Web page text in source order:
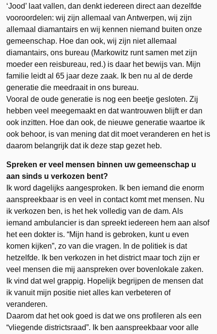
‘Jood’ laat vallen, dan denkt iedereen direct aan dezelfde
vooroordelen: wij zijn allemaal van Antwerpen, wij zijn
allemaal diamantairs en wij kennen niemand buiten onze
gemeenschap. Hoe dan ook, wij zijn niet allemaal
diamantairs, ons bureau (Markowitz runt samen met zijn
moeder een reisbureau, red.) is daar het bewijs van. Mijn
familie leidt al 65 jaar deze zaak. Ik ben nu al de derde
generatie die meedraait in ons bureau.
Vooral de oude generatie is nog een beetje gesloten. Zij
hebben veel meegemaakt en dat wantrouwen blijft er dan
ook inzitten. Hoe dan ook, de nieuwe generatie waartoe ik
ook behoor, is van mening dat dit moet veranderen en het is
daarom belangrijk dat ik deze stap gezet heb.
Spreken er veel mensen binnen uw gemeenschap u
aan sinds u verkozen bent?
Ik word dagelijks aangesproken. Ik ben iemand die enorm
aanspreekbaar is en veel in contact komt met mensen. Nu
ik verkozen ben, is het hek volledig van de dam. Als
iemand ambulancier is dan spreekt iedereen hem aan alsof
het een dokter is. “Mijn hand is gebroken, kunt u even
komen kijken”, zo van die vragen. In de politiek is dat
hetzelfde. Ik ben verkozen in het district maar toch zijn er
veel mensen die mij aanspreken over bovenlokale zaken.
Ik vind dat wel grappig. Hopelijk begrijpen de mensen dat
ik vanuit mijn positie niet alles kan verbeteren of
veranderen.
Daarom dat het ook goed is dat we ons profileren als een
“vliegende districtsraad”. Ik ben aanspreekbaar voor alle